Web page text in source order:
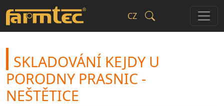
CZ
SKLADOVÁNÍ KEJDY U
PORODNY PRASNIC -
NEŠTĚTICE